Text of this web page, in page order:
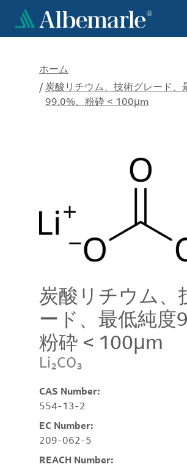
ン
ホーム
/炭酸リチウム、技術グレード、
99.0%、粉砕 < 100μm
炭酸リチウム、
ード、最低純度
粉砕 < 100μm
Li₂CO₃
CAS Number:
554-13-2
EC Number:
209-062-5
REACH Number: